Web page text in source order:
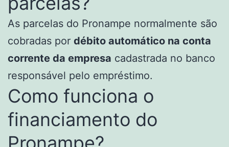
As parcelas do Pronampe normalmente são
cobradas por débito automático na conta
corrente da empresa cadastrada no banco
responsável pelo empréstimo.
Como funciona o
financiamento do